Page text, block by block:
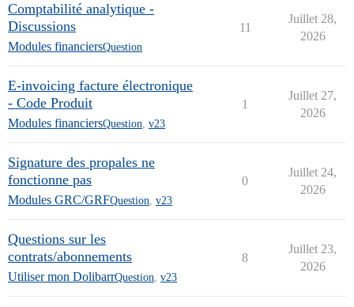
Comptabilité analytique -
Discussions
Modules financiersQuestion
11
Juillet 28,
2026
E-invoicing facture électronique
- Code Produit
Modules financiersQuestion v23
1
Juillet 27,
2026
Signature des propales ne
fonctionne pas
Modules GRC/GRFQuestion v23
0
Juillet 24,
2026
Questions sur les
contrats/abonnements
Utiliser mon DolibarrQuestion v23
8
Juillet 23,
2026